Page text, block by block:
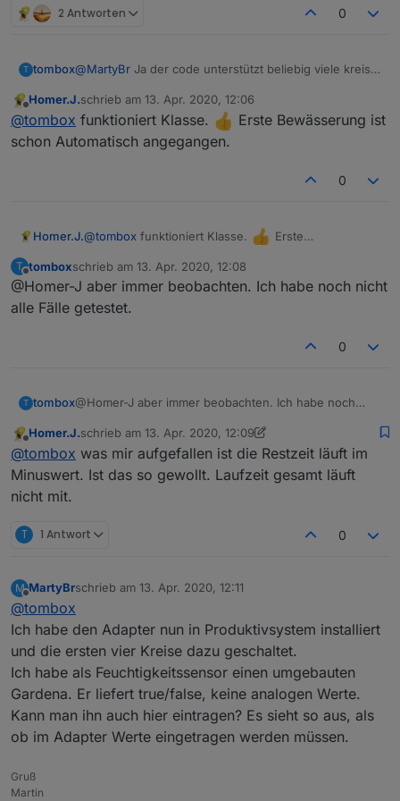
2 Antworten 0
T tombox@MartyBr Ja der code unterstützt beliebig viele kreise.
Optionen. Das hätte mich zu viel zeit gekostet.
Vielleicht hat ja jemand Zeit das zu machen.
@sigi234Der adapter ist eigentlich
Herstellerunabhängig zu musst nur ein State im
Offline
Homer.J.schrieb am 13. Apr. 2020, 12:06
zuletzt editiert von
@tombox funktioniert Klasse.
Erste Bewässerung ist
schon Automatisch angegangen.
0
Homer.J.@tombox funktioniert Klasse.
T
Offline
tomboxschrieb am 13. Apr. 2020, 12:08
zuletzt editiert von
@Homer-J aber immer beobachten. Ich habe noch nicht
alle Fälle getestet.
0
T tombox@Homer-J aber immer beobachten. Ich habe noch
Offline
Homer.J.schrieb am 13. Apr. 2020, 12:09
zuletzt editiert von Homer.J.
@tombox was mir aufgefallen ist die Restzeit läuft im
Minuswert. Ist das so gewollt. Laufzeit gesamt läuft
nicht mit.
T 1 Antwort 0
M
Offline
MartyBrschrieb am 13. Apr. 2020, 12:11
zuletzt editiert von
@tombox
Ich habe den Adapter nun in Produktivsystem installiert
und die ersten vier Kreise dazu geschaltet.
Ich habe als Feuchtigkeitssensor einen umgebauten
Gardena. Er liefert true/false, keine analogen Werte.
Kann man ihn auch hier eintragen? Es sieht so aus, als
ob im Adapter Werte eingetragen werden müssen.
Gruß
Martin